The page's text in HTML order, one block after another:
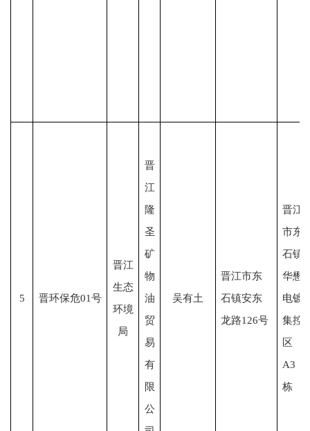
5 晋环保危01号
晋江
生态
环境
局
晋
江
隆
圣
矿
物
油
贸
易
有
限
公
吴有土
晋江市东
石镇安东
龙路126号
晋江
市东
石镇
华懋
电镀
集控
区
A3
栋